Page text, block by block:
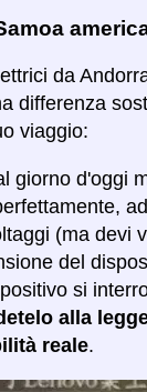
da
differenza
viaggio:
giorno d'oggi
(ma devi
del
si
alla
reale.